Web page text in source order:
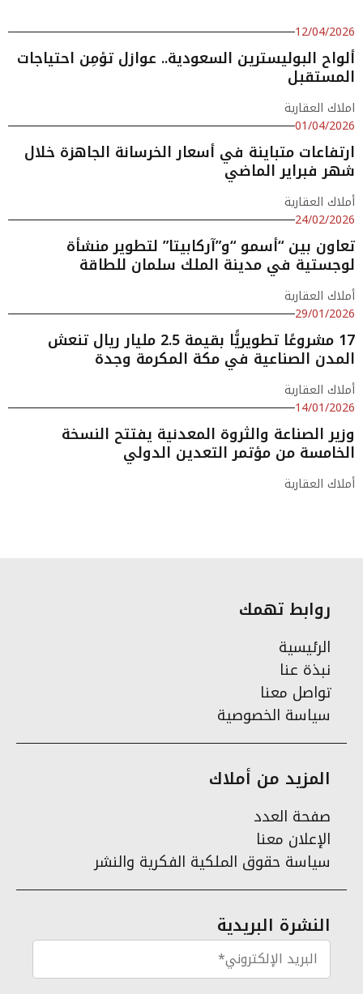
12/04/2026
ألواح البوليسترين السعودية.. عوازل تؤمِن احتياجات
المستقبل
املاك العقارية
01/04/2026
ارتفاعات متباينة في أسعار الخرسانة الجاهزة خلال
شهر فبراير الماضي
أملاك العقارية
24/02/2026
تعاون بين “أسمو “و”آركابيتا” لتطوير منشأة
لوجستية في مدينة الملك سلمان للطاقة
أملاك العقارية
29/01/2026
17 مشروعًا تطويريًّا بقيمة 2.5 مليار ريال تنعش
المدن الصناعية في مكة المكرمة وجدة
أملاك العقارية
14/01/2026
وزير الصناعة والثروة المعدنية يفتتح النسخة
الخامسة من مؤتمر التعدين الدولي
أملاك العقارية
روابط تهمك
الرئيسية
نبذة عنا
تواصل معنا
سياسة الخصوصية
المزيد من أملاك
صفحة العدد
الإعلان معنا
سياسة حقوق الملكية الفكرية والنشر
النشرة البريدية